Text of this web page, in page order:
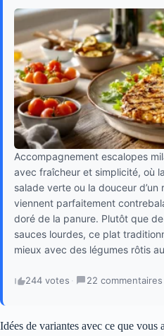
Accompagnement escalopes
avec fraîcheur et simplicité, où
salade verte ou la douceur d’un
viennent parfaitement
doré de la panure. Plutôt que
sauces lourdes, ce plat
mieux avec des légumes rôtis
244 votes · 22 commentaires
Idées de variantes avec ce que vous